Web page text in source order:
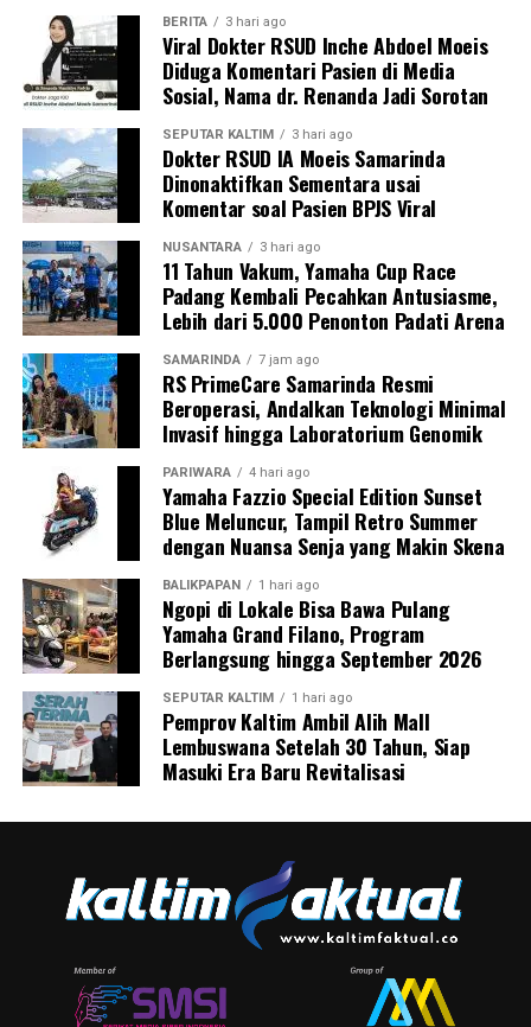
BERITA 3 hari ago
Viral Dokter RSUD Inche Abdoel Moeis
Diduga Komentari Pasien di Media
Sosial, Nama dr. Renanda Jadi Sorotan
SEPUTAR KALTIM 3 hari ago
Dokter RSUD IA Moeis Samarinda
Dinonaktifkan Sementara usai
Komentar soal Pasien BPJS Viral
NUSANTARA 3 hari ago
11 Tahun Vakum, Yamaha Cup Race
Padang Kembali Pecahkan Antusiasme,
Lebih dari 5.000 Penonton Padati Arena
SAMARINDA 7 jam ago
RS PrimeCare Samarinda Resmi
Beroperasi, Andalkan Teknologi Minimal
Invasif hingga Laboratorium Genomik
PARIWARA 4 hari ago
Yamaha Fazzio Special Edition Sunset
Blue Meluncur, Tampil Retro Summer
dengan Nuansa Senja yang Makin Skena
BALIKPAPAN 1 hari ago
Ngopi di Lokale Bisa Bawa Pulang
Yamaha Grand Filano, Program
Berlangsung hingga September 2026
SEPUTAR KALTIM 1 hari ago
Pemprov Kaltim Ambil Alih Mall
Lembuswana Setelah 30 Tahun, Siap
Masuki Era Baru Revitalisasi